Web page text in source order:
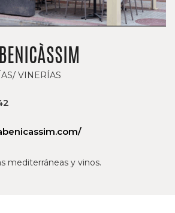
VINERÍAS
mediterráneas y vinos.